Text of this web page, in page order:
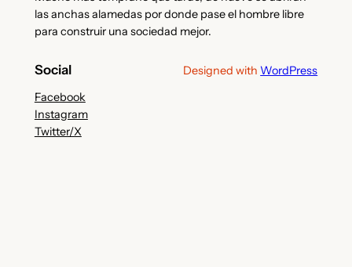
las anchas alamedas por donde pase el hombre libre
para construir una sociedad mejor.
Social
Facebook
Instagram
Twitter/X
Designed with WordPress